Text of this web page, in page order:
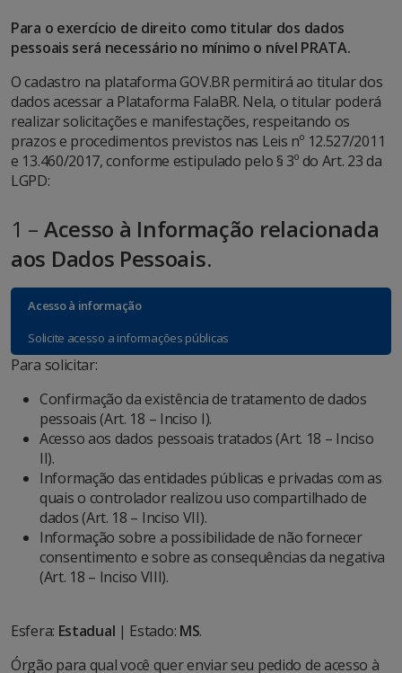
Para o exercício de direito como titular dos dados
pessoais será necessário no mínimo o nível PRATA.
O cadastro na plataforma GOV.BR permitirá ao titular dos
dados acessar a Plataforma FalaBR. Nela, o titular poderá
realizar solicitações e manifestações, respeitando os
prazos e procedimentos previstos nas Leis nº 12.527/2011
e 13.460/2017, conforme estipulado pelo § 3º do Art. 23 da
LGPD:
1 – Acesso à Informação relacionada
aos Dados Pessoais.
Acesso à informação
Solicite acesso a informações públicas
Para solicitar:
Confirmação da existência de tratamento de dados
pessoais (Art. 18 – Inciso I).
Acesso aos dados pessoais tratados (Art. 18 – Inciso
II).
Informação das entidades públicas e privadas com as
quais o controlador realizou uso compartilhado de
dados (Art. 18 – Inciso VII).
Informação sobre a possibilidade de não fornecer
consentimento e sobre as consequências da negativa
(Art. 18 – Inciso VIII).
Esfera: Estadual | Estado: MS.
Órgão para qual você quer enviar seu pedido de acesso à